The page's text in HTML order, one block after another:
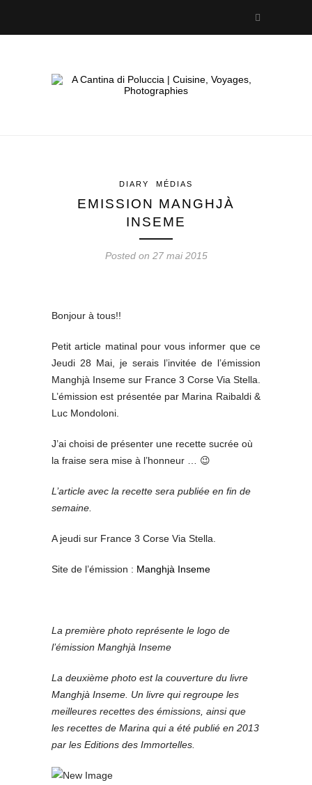
DIARY MÉDIAS
EMISSION MANGHJÀ
INSEME
Posted on 27 mai 2015
Bonjour à tous!!
Petit article matinal pour vous informer que ce
Jeudi 28 Mai, je serais l’invitée de l’émission
Manghjà Inseme sur France 3 Corse Via Stella.
L’émission est présentée par Marina Raibaldi &
Luc Mondoloni.
J’ai choisi de présenter une recette sucrée où
la fraise sera mise à l’honneur … 😉
L’article avec la recette sera publiée en fin de
semaine.
A jeudi sur France 3 Corse Via Stella.
Site de l’émission : Manghjà Inseme
La première photo représente le logo de
l’émission Manghjà Inseme
La deuxième photo est la couverture du livre
Manghjà Inseme. Un livre qui regroupe les
meilleures recettes des émissions, ainsi que
les recettes de Marina qui a été publié en 2013
par les Editions des Immortelles.